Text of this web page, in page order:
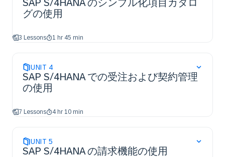
SAP S/4HANA のシンプル化項目カタロ
グの使用
3 Lessons 1 hr 45 min
UNIT 4
SAP S/4HANA での受注および契約管理
の使用
7 Lessons 4 hr 10 min
UNIT 5
SAP S/4HANA の請求機能の使用